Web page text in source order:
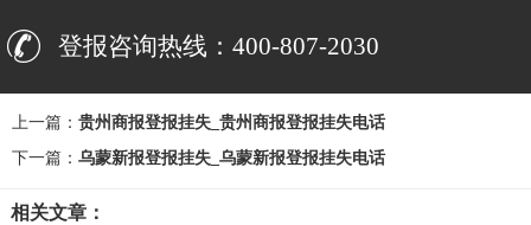
登报咨询热线：400-807-2030
上一篇： 贵州商报登报挂失_贵州商报登报挂失电话
下一篇： 乌蒙新报登报挂失_乌蒙新报登报挂失电话
相关文章：